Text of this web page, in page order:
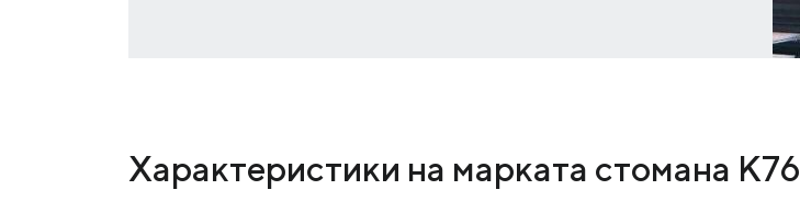
Характеристики на марката стомана К76